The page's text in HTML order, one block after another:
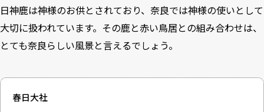
日神鹿は神様のお供とされており、奈良では神様の使いとして
大切に扱われています。その鹿と赤い鳥居との組み合わせは、
とても奈良らしい風景と言えるでしょう。
春日大社